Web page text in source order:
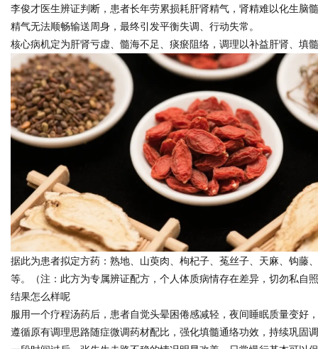
李俊才医生辨证判断，患者长年劳累损耗肝肾精气，肾精难以化生脑
精气无法顺畅输送周身，最终引发平衡失调、行动失常。
核心病机定为肝肾亏虚、髓海不足、痰瘀阻络，调理以补益肝肾、填
据此为患者拟定方药：熟地、山萸肉、枸杞子、菟丝子、天麻、钩藤
等。（注：此方为专属辨证配方，个人体质病情存在差异，切勿私自
结果怎么样呢
服用一个疗程汤药后，患者自觉头晕困倦感减轻，夜间睡眠质量变好
遵循原有调理思路随症微调药材配比，强化填髓通络功效，持续巩固